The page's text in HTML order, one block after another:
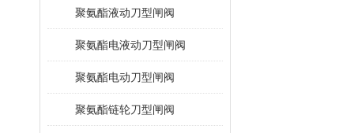
聚氨酯液动刀型闸阀
聚氨酯电液动刀型闸阀
聚氨酯电动刀型闸阀
聚氨酯链轮刀型闸阀